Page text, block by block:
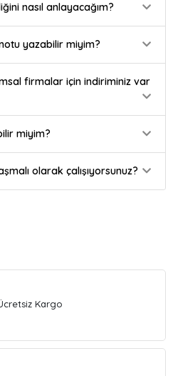
nasıl anlayacağım?
yazabilir miyim?
firmalar için indiriminiz var
miyim?
olarak çalışıyorsunuz?
Kargo